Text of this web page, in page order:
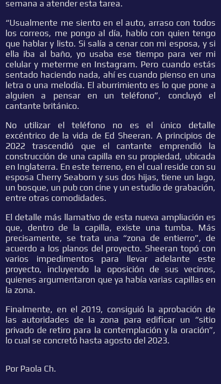
semana a atender esta tarea.
“Usualmente me siento en el auto, arraso con todos
los correos, me pongo al día, hablo con quien tengo
que hablar y listo. Si salía a cenar con mi esposa, y si
ella iba al baño, yo usaba ese tiempo para ver mi
celular y meterme en Instagram. Pero cuando estás
sentado haciendo nada, ahí es cuando pienso en una
letra o una melodía. El aburrimiento es lo que pone a
alguien a pensar en un teléfono”, concluyó el
cantante británico.
No utilizar el teléfono no es el único detalle
excéntrico de la vida de Ed Sheeran. A principios de
2022 trascendió que el cantante emprendió la
construcción de una capilla en su propiedad, ubicada
en Inglaterra. En este terreno, en el cual reside con su
esposa Cherry Seaborn y sus dos hijas, tiene un lago,
un bosque, un pub con cine y un estudio de grabación,
entre otras comodidades.
El detalle más llamativo de esta nueva ampliación es
que, dentro de la capilla, existe una tumba. Más
precisamente, se trata una “zona de entierro”, de
acuerdo a los planos del proyecto. Sheeran topó con
varios impedimentos para llevar adelante este
proyecto, incluyendo la oposición de sus vecinos,
quienes argumentaron que ya había varias capillas en
la zona.
Finalmente, en el 2019, consiguió la aprobación de
las autoridades de la zona para edificar un “sitio
privado de retiro para la contemplación y la oración”,
lo cual se concretó hasta agosto del 2023.
Por Paola Ch.